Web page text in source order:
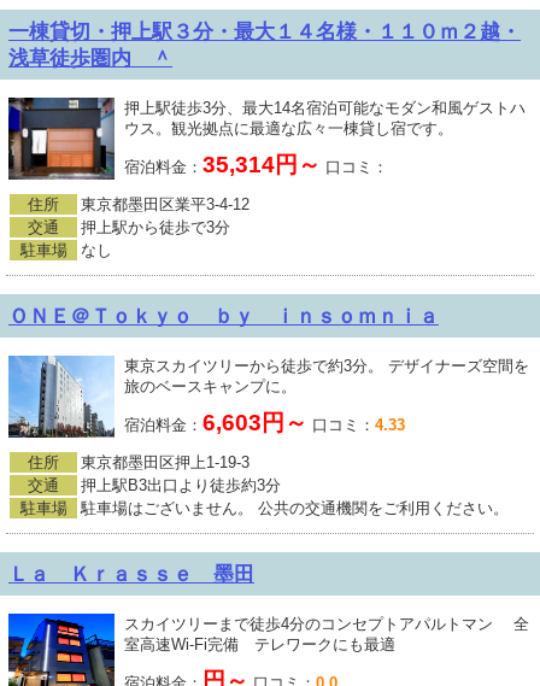
一棟貸切・押上駅３分・最大１４名様・１１０ｍ２越・
浅草徒歩圏内 ＾
押上駅徒歩3分、最大14名宿泊可能なモダン和風ゲストハ
ウス。観光拠点に最適な広々一棟貸し宿です。
宿泊料金： 35,314円～ 口コミ：
住所
東京都墨田区業平3-4-12
交通
押上駅から徒歩で3分
駐車場
なし
ＯＮＥ＠Ｔｏｋｙｏ ｂｙ ｉｎｓｏｍｎｉａ
東京スカイツリーから徒歩で約3分。 デザイナーズ空間を
旅のベースキャンプに。
宿泊料金： 6,603円～ 口コミ： 4.33
住所
東京都墨田区押上1-19-3
交通
押上駅B3出口より徒歩約3分
駐車場
駐車場はございません。 公共の交通機関をご利用ください。
Ｌａ Ｋｒａｓｓｅ 墨田
スカイツリーまで徒歩4分のコンセプトアパルトマン 全
室高速Wi-Fi完備 テレワークにも最適
円～